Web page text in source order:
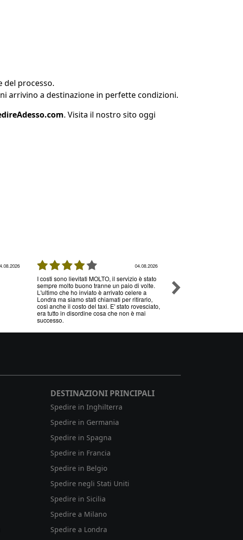
del processo.
arrivino a destinazione in perfette condizioni.
. Visita il nostro sito oggi
04.08.2026
I costi sono lievitati MOLTO, il servizio è stato
sempre molto buono tranne un paio di volte.
L'ultimo che ho inviato è arrivato celere a
Londra ma siamo stati chiamati per ritirarlo,
così anche il costo del taxi. E' stato rovesciato,
era tutto in disordine cosa che non è mai
successo.
senza nessun problema
volte che utilizzo il loro
DESTINAZIONI PRINCIPALI
Spedire in Inghilterra
Spedire in Germania
Spedire in Spagna
Spedire in Francia
Spedire in Belgio
Spedire negli Stati Uniti
Spedire in Sicilia
Spedire a Milano
Spedire a Londra